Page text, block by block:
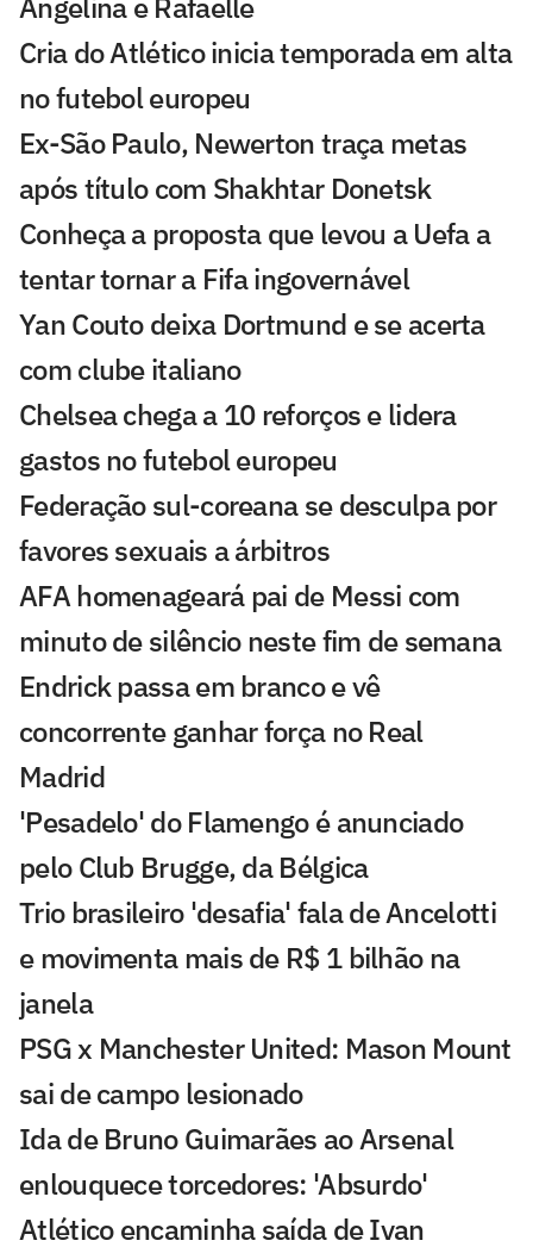
Cria do Atlético inicia temporada em alta
no futebol europeu
Ex-São Paulo, Newerton traça metas
após título com Shakhtar Donetsk
Conheça a proposta que levou a Uefa a
tentar tornar a Fifa ingovernável
Yan Couto deixa Dortmund e se acerta
com clube italiano
Chelsea chega a 10 reforços e lidera
gastos no futebol europeu
Federação sul-coreana se desculpa por
favores sexuais a árbitros
AFA homenageará pai de Messi com
minuto de silêncio neste fim de semana
Endrick passa em branco e vê
concorrente ganhar força no Real
Madrid
'Pesadelo' do Flamengo é anunciado
pelo Club Brugge, da Bélgica
Trio brasileiro 'desafia' fala de Ancelotti
e movimenta mais de R$ 1 bilhão na
janela
PSG x Manchester United: Mason Mount
sai de campo lesionado
Ida de Bruno Guimarães ao Arsenal
enlouquece torcedores: 'Absurdo'
Atlético encaminha saída de Ivan